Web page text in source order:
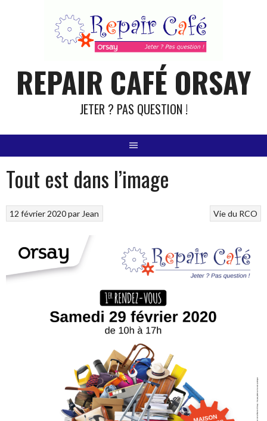
REPAIR CAFÉ ORSAY
JETER ? PAS QUESTION !
Tout est dans l’image
Vie du RCO
12 février 2020par Jean